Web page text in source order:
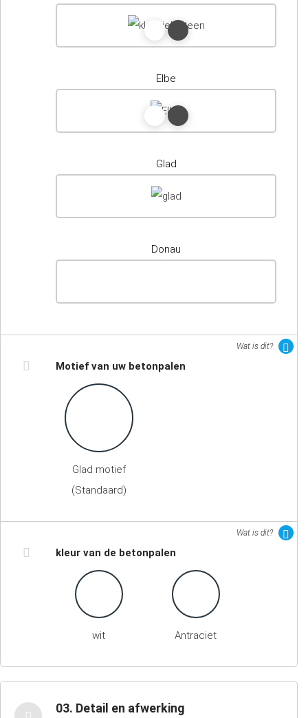
Elbe
Glad
Donau
Wat is dit?
Motief van uw betonpalen
Glad motief
(Standaard)
Wat is dit?
kleur van de betonpalen
wit Antraciet
03. Detail en afwerking